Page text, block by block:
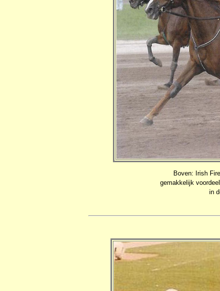
Boven: Irish
gemakkelijk
in